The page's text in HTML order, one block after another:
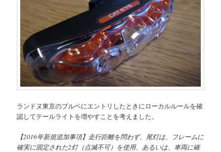
ランドヌ東京のブルベにエントリしたときにローカルルールを確
認してテールライトを増やすことを考えました。
【2016年新規追加事項】走行距離を問わず、尾灯は、フレームに
確実に固定された2灯（点滅不可）を使用、あるいは、車両に確